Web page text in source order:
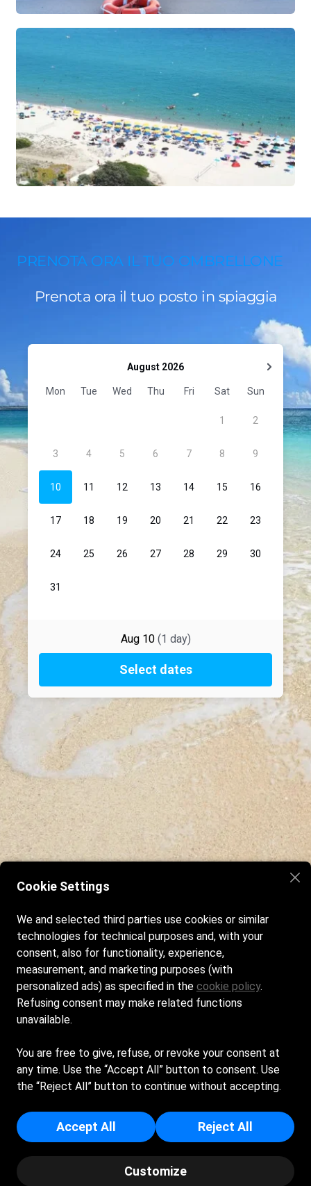
PRENOTA ORA IL TUO OMBRELLONE
Prenota ora il tuo posto in spiaggia
Orari di apertura:
Dal lunedì alla domenica dalle 9:00 alle 20:00
via delle Ginestre, 65, 09043 Muravera CA
giovaolivieri@icloud.com
+39338 2868896
OLIVIERI GIOVANNI - Sede Legale: VIA DELLE GINESTRE 65 -
09043 - MURAVERA (SU) - Iscritta al registro delle imprese di
© Bagno Chaplin 2024 by Spiagge.it -Privacy Policy Cookie policy
Cookie Settings
We and selected third parties use cookies or similar
technologies for technical purposes and, with your
consent, also for functionality, experience,
measurement, and marketing purposes (with
personalized ads) as specified in the cookie policy.
Refusing consent may make related functions
unavailable.
You are free to give, refuse, or revoke your consent at
any time. Use the “Accept All” button to consent. Use
the “Reject All” button to continue without accepting.
Accept All Reject All
Customize